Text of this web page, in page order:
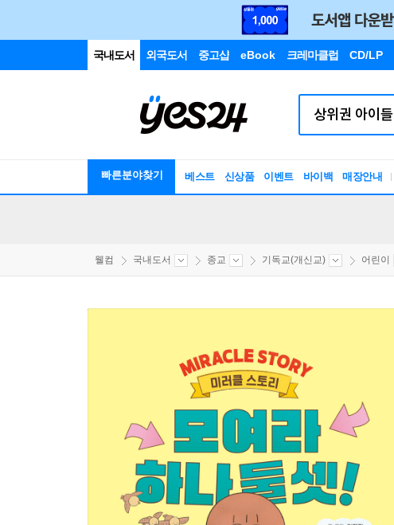
국내도서 외국도서 중고샵 eBook 크레마클럽 CD/LP
빠른분야찾기 베스트 신상품 이벤트 바이백 매장안내
웰컴 국내도서 종교 기독교(개신교) 어린이